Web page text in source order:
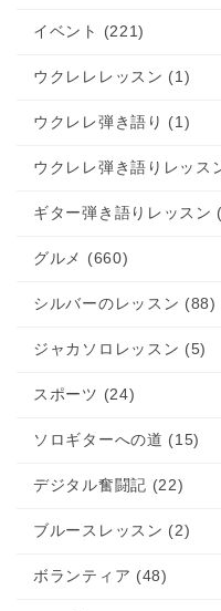
イベント (221)
ウクレレレッスン (1)
ウクレレ弾き語り (1)
ウクレレ弾き語りレッス
ギター弾き語りレッスン
グルメ (660)
シルバーのレッスン (88)
ジャカソロレッスン (5)
スポーツ (24)
ソロギターへの道 (15)
デジタル奮闘記 (22)
ブルースレッスン (2)
ボランティア (48)